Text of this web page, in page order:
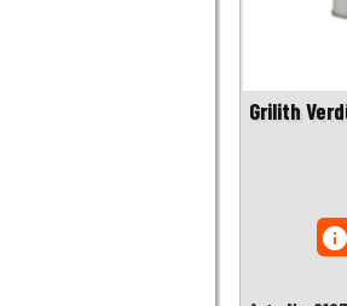
Grilith